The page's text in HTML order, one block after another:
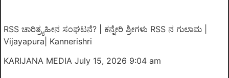
RSS ಚಾರಿತ್ರ್ಯಹೀನ ಸಂಘಟನೆ? | ಕನ್ನೇರಿ ಶ್ರೀಗಳು RSS ನ ಗುಲಾಮ |
Vijayapura| Kannerishri
KARIJANA MEDIA July 15, 2026 9:04 am